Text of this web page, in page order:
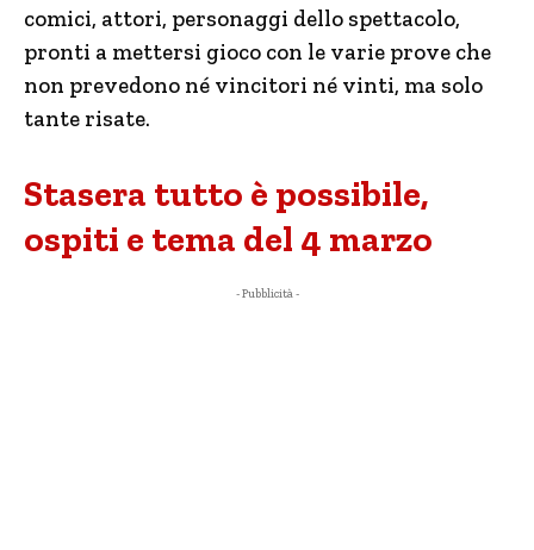
comici, attori, personaggi dello spettacolo,
pronti a mettersi gioco con le varie prove che
non prevedono né vincitori né vinti, ma solo
tante risate.
Stasera tutto è possibile,
ospiti e tema del 4 marzo
- Pubblicità -